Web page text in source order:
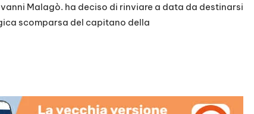
Malagò. ha deciso di rinviare a data da destinarsi
scomparsa del capitano della